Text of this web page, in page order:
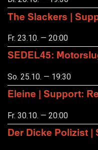
The Slackers |
Fr. 23.10. — 20:00
SEDEL45:
So. 25.10. — 19:30
Eleine | Support:
Fr. 30.10. — 20:00
Der Dicke Polizist